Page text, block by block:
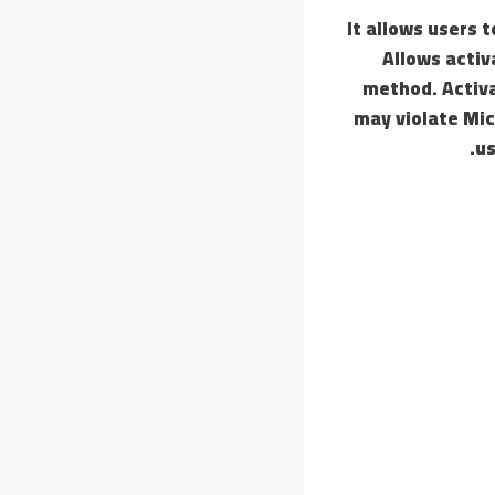
It allows users
Allows
method.
may violate